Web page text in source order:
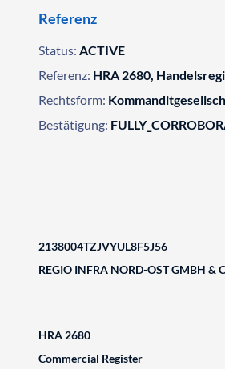
Referenz
Status: ACTIVE
Referenz: HRA 2680,
Rechtsform:
Bestätigung:
2138004TZJVYUL8F5J56
REGIO INFRA NORD-OST GMBH &
HRA 2680
Commercial Register